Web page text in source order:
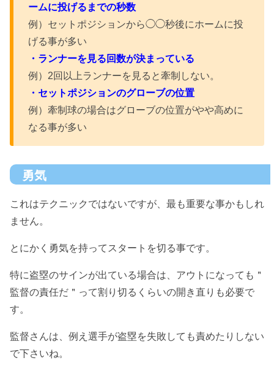
ームに投げるまでの秒数
例）セットポジションから◯◯秒後にホームに投
げる事が多い
・ランナーを見る回数が決まっている
例）2回以上ランナーを見ると牽制しない。
・セットポジションのグローブの位置
例）牽制球の場合はグローブの位置がやや高めに
なる事が多い
勇気
これはテクニックではないですが、最も重要な事かもしれ
ません。
とにかく勇気を持ってスタートを切る事です。
特に盗塁のサインが出ている場合は、アウトになっても＂
監督の責任だ＂って割り切るくらいの開き直りも必要で
す。
監督さんは、例え選手が盗塁を失敗しても責めたりしない
で下さいね。